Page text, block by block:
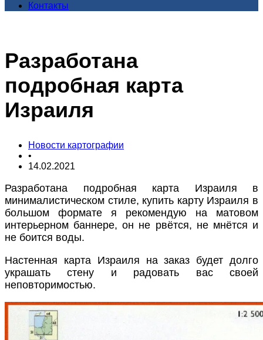
Контакты
Разработана
подробная карта
Израиля
Новости картографии
•
14.02.2021
Разработана подробная карта Израиля в
минималистическом стиле, купить карту Израиля в
большом формате я рекомендую на матовом
интерьерном баннере, он не рвётся, не мнётся и
не боится воды.
Настенная карта Израиля на заказ будет долго
украшать стену и радовать вас своей
неповторимостью.